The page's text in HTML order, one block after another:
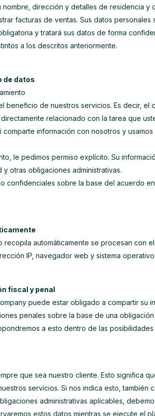
nombre, dirección y detalles de residencia y
facturas de ventas. Sus datos
y tratará sus datos de forma
a los descritos anteriormente.
de datos
beneficio de nuestros servicios. Es decir, el
relacionado con la tarea que
información con nosotros y
le pedimos permiso explícito. Su
otras obligaciones administrativas.
confidenciales sobre la base del acuerdo
recopila automáticamente se procesan con
IP, navegador web y sistema
fiscal y penal
puede estar obligado a compartir su
penales sobre la base de una
a esto dentro de las
que sea nuestro cliente. Esto significa
servicios. Si nos indica esto, también
administrativas aplicables,
estos datos mientras se ejecute el